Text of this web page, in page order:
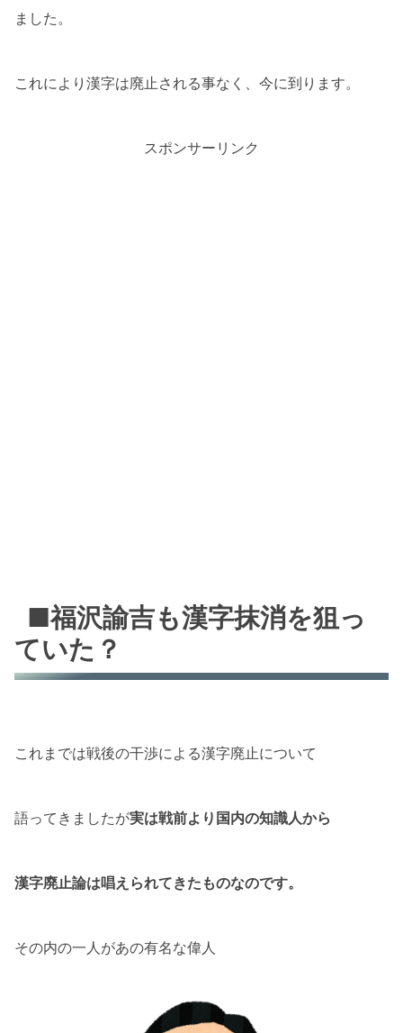
ました。
これにより漢字は廃止される事なく、今に到ります。
スポンサーリンク
■福沢諭吉も漢字抹消を狙っ
ていた？
これまでは戦後の干渉による漢字廃止について
語ってきましたが実は戦前より国内の知識人から
漢字廃止論は唱えられてきたものなのです。
その内の一人があの有名な偉人